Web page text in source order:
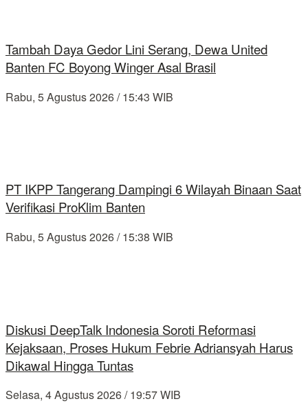
Tambah Daya Gedor Lini Serang, Dewa United
Banten FC Boyong Winger Asal Brasil
Rabu, 5 Agustus 2026 / 15:43 WIB
PT IKPP Tangerang Dampingi 6 Wilayah Binaan Saat
Verifikasi ProKlim Banten
Rabu, 5 Agustus 2026 / 15:38 WIB
Diskusi DeepTalk Indonesia Soroti Reformasi
Kejaksaan, Proses Hukum Febrie Adriansyah Harus
Dikawal Hingga Tuntas
Selasa, 4 Agustus 2026 / 19:57 WIB